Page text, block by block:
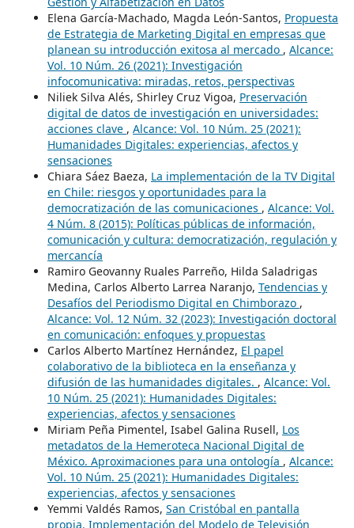
Elena García-Machado, Magda León-Santos, Propuesta
de Estrategia de Marketing Digital en empresas que
planean su introducción exitosa al mercado , Alcance:
Vol. 10 Núm. 26 (2021): Investigación
infocomunicativa: miradas, retos, perspectivas
Niliek Silva Alés, Shirley Cruz Vigoa, Preservación
digital de datos de investigación en universidades:
acciones clave , Alcance: Vol. 10 Núm. 25 (2021):
Humanidades Digitales: experiencias, afectos y
sensaciones
Chiara Sáez Baeza, La implementación de la TV Digital
en Chile: riesgos y oportunidades para la
democratización de las comunicaciones , Alcance: Vol.
4 Núm. 8 (2015): Políticas públicas de información,
comunicación y cultura: democratización, regulación y
mercancía
Ramiro Geovanny Ruales Parreño, Hilda Saladrigas
Medina, Carlos Alberto Larrea Naranjo, Tendencias y
Desafíos del Periodismo Digital en Chimborazo ,
Alcance: Vol. 12 Núm. 32 (2023): Investigación doctoral
en comunicación: enfoques y propuestas
Carlos Alberto Martínez Hernández, El papel
colaborativo de la biblioteca en la enseñanza y
difusión de las humanidades digitales. , Alcance: Vol.
10 Núm. 25 (2021): Humanidades Digitales:
experiencias, afectos y sensaciones
Miriam Peña Pimentel, Isabel Galina Rusell, Los
metadatos de la Hemeroteca Nacional Digital de
México. Aproximaciones para una ontología , Alcance:
Vol. 10 Núm. 25 (2021): Humanidades Digitales:
experiencias, afectos y sensaciones
Yemmi Valdés Ramos, San Cristóbal en pantalla
propia. Implementación del Modelo de Televisión